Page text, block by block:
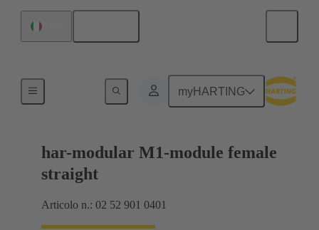
myHARTING
Collegamento scheda madre-scheda figlia
har-modular M1-module female
straight
Articolo n.: 02 52 901 0401